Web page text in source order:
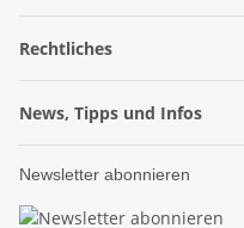
Rechtliches
News, Tipps und Infos
Newsletter abonnieren